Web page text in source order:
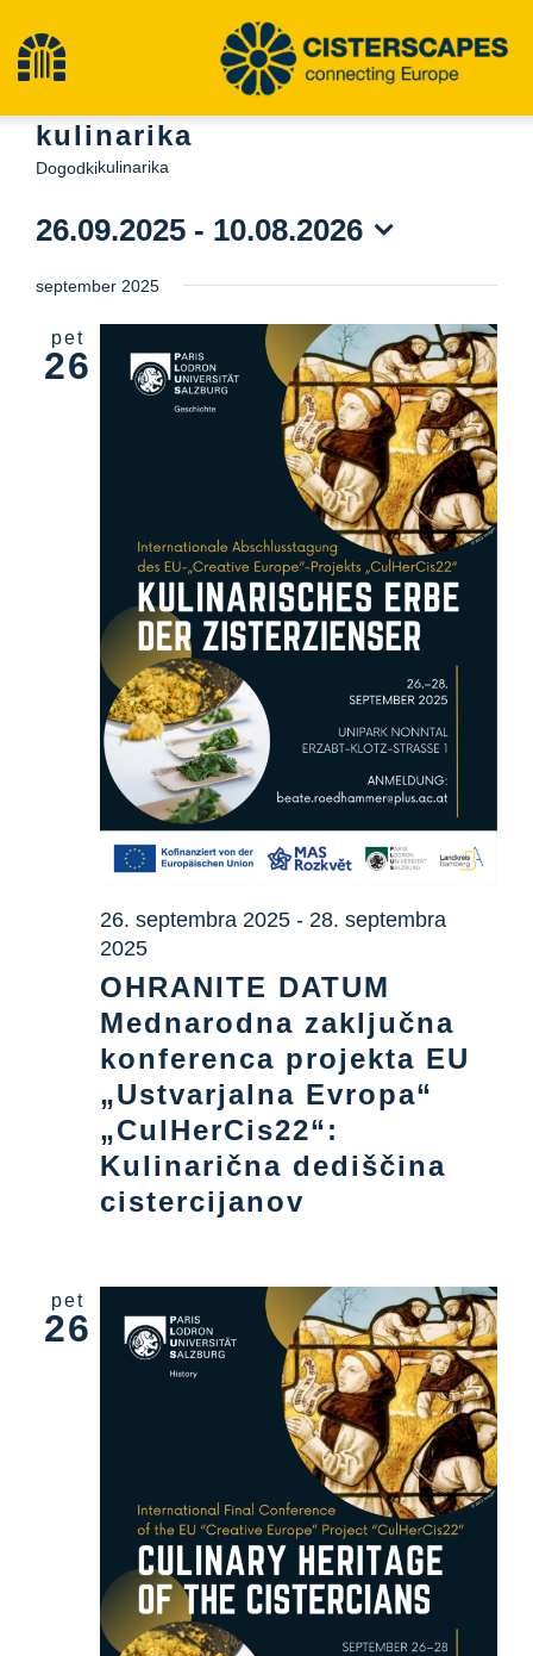
vsebino
Preklopna
navigacija
Cisterscapes
Območja kulturne dediščine
Najnovejše novice
Informacijsko središče
Kraj učenja
Kulinarična dediščina
Enostaven jezik
Slovenščina
kulinarika
Dogodkikulinarika
26.09.2025 - 10.08.2026
datum.
september 2025
pet
26
26. septembra 2025 - 28. septembra
2025
OHRANITE DATUM
Mednarodna zaključna
konferenca projekta EU
„Ustvarjalna Evropa“
„CulHerCis22“:
Kulinarična dediščina
cistercijanov
pet
26